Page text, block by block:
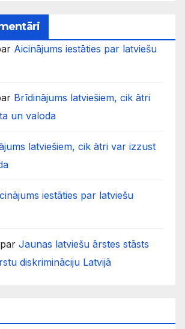
Aicinājums iestāties par latviešu
Brīdinājums latviešiem, cik ātri
un valoda
latviešiem, cik ātri var izzust
iestāties par latviešu
par Jaunas latviešu ārstes stāsts
diskrimināciju Latvijā